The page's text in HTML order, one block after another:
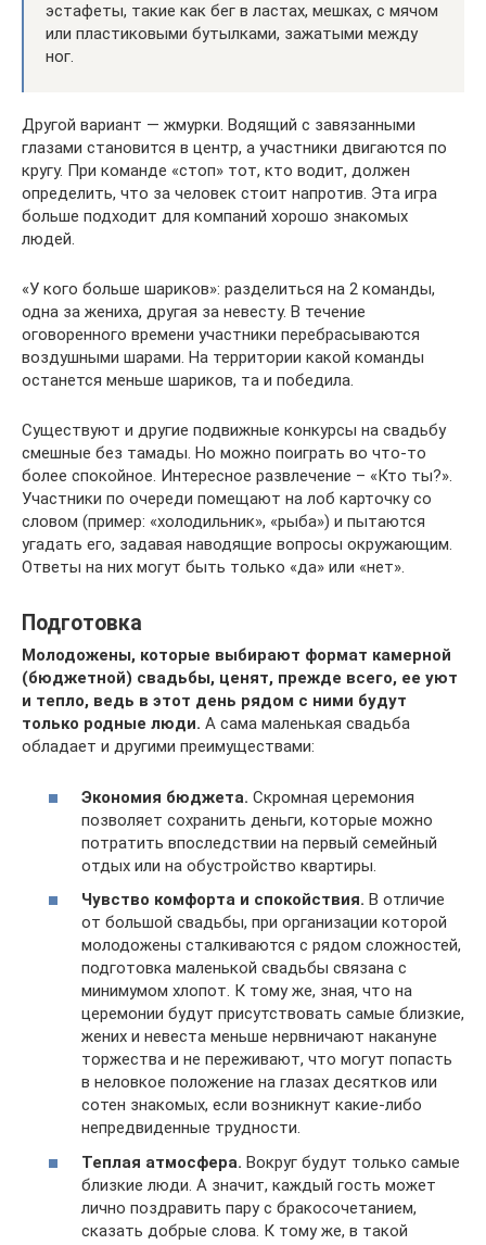
эстафеты, такие как бег в ластах, мешках, с мячом
или пластиковыми бутылками, зажатыми между
ног.
Другой вариант — жмурки. Водящий с завязанными
глазами становится в центр, а участники двигаются по
кругу. При команде «стоп» тот, кто водит, должен
определить, что за человек стоит напротив. Эта игра
больше подходит для компаний хорошо знакомых
людей.
«У кого больше шариков»: разделиться на 2 команды,
одна за жениха, другая за невесту. В течение
оговоренного времени участники перебрасываются
воздушными шарами. На территории какой команды
останется меньше шариков, та и победила.
Существуют и другие подвижные конкурсы на свадьбу
смешные без тамады. Но можно поиграть во что-то
более спокойное. Интересное развлечение – «Кто ты?».
Участники по очереди помещают на лоб карточку со
словом (пример: «холодильник», «рыба») и пытаются
угадать его, задавая наводящие вопросы окружающим.
Ответы на них могут быть только «да» или «нет».
Подготовка
Молодожены, которые выбирают формат камерной
(бюджетной) свадьбы, ценят, прежде всего, ее уют
и тепло, ведь в этот день рядом с ними будут
только родные люди. А сама маленькая свадьба
обладает и другими преимуществами:
Экономия бюджета. Скромная церемония
позволяет сохранить деньги, которые можно
потратить впоследствии на первый семейный
отдых или на обустройство квартиры.
Чувство комфорта и спокойствия. В отличие
от большой свадьбы, при организации которой
молодожены сталкиваются с рядом сложностей,
подготовка маленькой свадьбы связана с
минимумом хлопот. К тому же, зная, что на
церемонии будут присутствовать самые близкие,
жених и невеста меньше нервничают накануне
торжества и не переживают, что могут попасть
в неловкое положение на глазах десятков или
сотен знакомых, если возникнут какие-либо
непредвиденные трудности.
Теплая атмосфера. Вокруг будут только самые
близкие люди. А значит, каждый гость может
лично поздравить пару с бракосочетанием,
сказать добрые слова. К тому же, в такой